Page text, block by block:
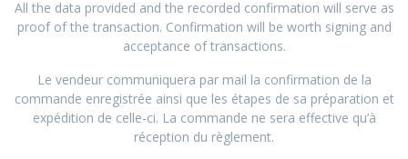
All the data provided and the recorded confirmation will serve as
proof of the transaction. Confirmation will be worth signing and
acceptance of transactions.
Le vendeur communiquera par mail la confirmation de la
commande enregistrée ainsi que les étapes de sa préparation et
expédition de celle-ci. La commande ne sera effective qu’à
réception du règlement.